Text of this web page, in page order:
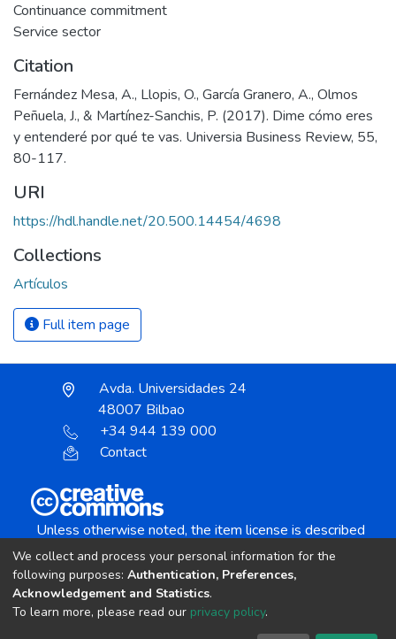
Continuance commitment
Service sector
Citation
Fernández Mesa, A., Llopis, O., García Granero, A., Olmos
Peñuela, J., & Martínez-Sanchis, P. (2017). Dime cómo eres
y entenderé por qué te vas. Universia Business Review, 55,
80-117.
URI
https://hdl.handle.net/20.500.14454/4698
Collections
Artículos
Full item page
Avda. Universidades 24
48007 Bilbao
+34 944 139 000
Contact
Unless otherwise noted, the item license is described
Creative Commons Attribution-NonCommercial-
copyright © 2002-2026 LYRASIS
We collect and process your personal information for the
following purposes: Authentication, Preferences,
Acknowledgement and Statistics.
To learn more, please read our privacy policy.